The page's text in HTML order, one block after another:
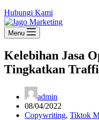
Hubungi Kami
Menu
Kelebihan Jasa
Tingkatkan
admin
08/04/2022
Copywriting, Tiktok